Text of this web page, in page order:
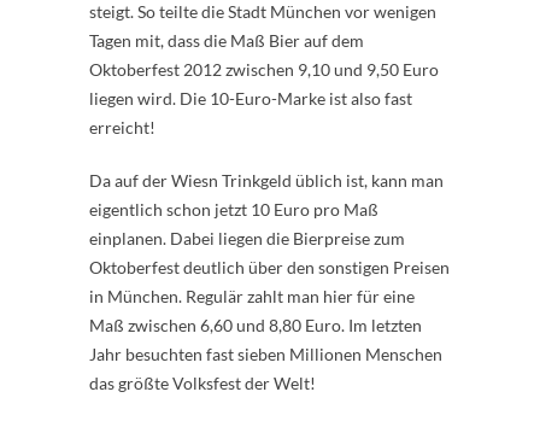
steigt. So teilte die Stadt München vor wenigen
Tagen mit, dass die Maß Bier auf dem
Oktoberfest 2012 zwischen 9,10 und 9,50 Euro
liegen wird. Die 10-Euro-Marke ist also fast
erreicht!
Da auf der Wiesn Trinkgeld üblich ist, kann man
eigentlich schon jetzt 10 Euro pro Maß
einplanen. Dabei liegen die Bierpreise zum
Oktoberfest deutlich über den sonstigen Preisen
in München. Regulär zahlt man hier für eine
Maß zwischen 6,60 und 8,80 Euro. Im letzten
Jahr besuchten fast sieben Millionen Menschen
das größte Volksfest der Welt!